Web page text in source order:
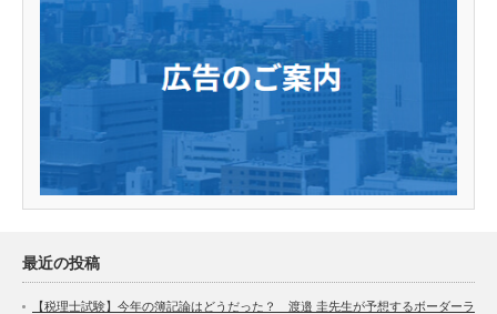
最近の投稿
【税理士試験】今年の簿記論はどうだった？ 渡邉 圭先生が予想するボーダーラ